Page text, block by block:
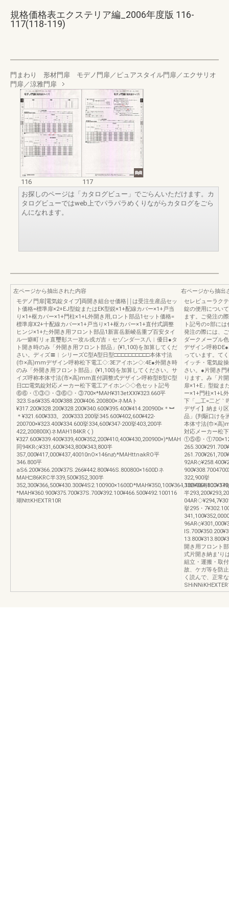
規格価格表エクステリア編_2006年度版 116-
117(118-119)
門まわり 形材門扉 モデノ門扉／ピュアスタイル門扉／エクサリオ
門扉／涼雅門扉
116
117
お探しのページは「カタログビュー」でごらんいただけます。カ
タログビューではweb上でパラパラめくりながらカタログをごら
んになれます。
左ページから抽出された内容
モデノ門扉[電気錠タイプ]両開き組台せ価格￨￨は受注生産品セッ
ト価格=標準扉×2+EJ型錠またはEK型鋭×1+配線カバー×1+戸当
り×1+枢カバー×1+門柱×1+L外開き用,ロント部品1セット価格=
標準扉X2+十配線カバー×1+戸当り×1+枢カバー×1+直付式調整
ヒンジ×1+た外開き用フロント部品1新富岳新崚岳重ブ百安タイ
ル一癖町リォ直璽彰ス一攻ル戎ガ吉︲セゾンダ一ス八︱優日●タ
ト開き時のみ「外開き用フロント部品」(¥1,100)を加算してくだ
さい。ディズ〓︱シリーズC型A型日型□□□□□□□□□□本体寸法
(巾×高)mmデザイン呼称松下電工◇:3Eアイホン◇:4E●外開き時
のみ「外開き用フロント部品」(¥1,100)を加算してください。サ
イズ呼称本体寸法(市×高)mm直付調整式デザイン呼称型B型C型
日□□電気錠対応メーカー松下電工アイホン◇◇色セット記号
⑥⑥・①③◎・③⑥◎・③700×*MAH¥313etXXl¥323.660平
323.Sa6¥335.400¥388.200¥406.200800×ネMAト
¥317.200¥328.200¥328.200¥340.600¥395.400¥414.200900×＊︼
＊¥321.600¥333。200¥333.200挙345.600¥402,600¥422‐
200700×¥323.400¥334.600挙334,600¥347‐200挙403,200半
422,200800X)ネMAH184KRく)
¥327.600¥339.400¥339,400¥352,200¥410,400¥430,200900×)*MAH
同94KR◇¥331,600¥343,800¥343,800半
357,000¥417,000¥437,40010nO×146nめ*MAHttnakRO平
346.800平
aS6.200¥366.200¥37S.266¥442.800¥46S.800800×1600Dネ
MAH□86KRC半339,500¥352,300半
*MAH¥360.900¥375.700¥37S.700¥392.100¥466.500¥492.100116
瑚NttKHEXTR10R
右ページから抽出
セレビューラク
錠の便用につい
ます。ご発注の
ト記号の○部に
発注の際には、
ダークメープル
デザイン呼称
っています。て
イッチ・電気錠
さい。●片開き門
ります。み「片
扉×1+E」型錠ま
ー×1+門柱×1+L
下「__工=二ど｀
デザイ】納まり
品」(判駆口けを
本体寸法(巾×高
対応メーカー
①⑤⑥・
322,900挙
半
挙295・
開き用フロント
式片開き納ま'り
組立・運搬・取
故、ケガ等を防
く読んで、正常